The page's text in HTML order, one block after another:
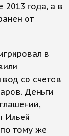
2013 года, а в
от
в
со счетов
Деньги
Ильей
тому же